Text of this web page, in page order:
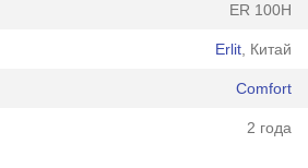
ER 100H
Erlit , Китай
Comfort
2 года